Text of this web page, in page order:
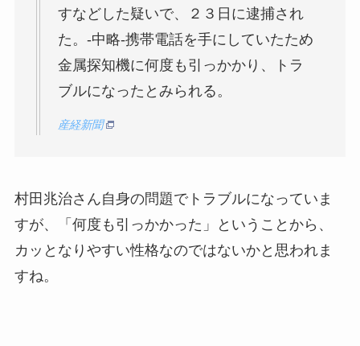
すなどした疑いで、２３日に逮捕され
た。-中略-携帯電話を手にしていたため
金属探知機に何度も引っかかり、トラ
ブルになったとみられる。
産経新聞
村田兆治さん自身の問題でトラブルになっていま
すが、「何度も引っかかった」ということから、
カッとなりやすい性格なのではないかと思われま
すね。